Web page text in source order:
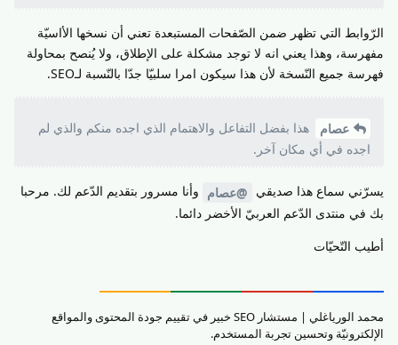
الرّوابط التي تظهر ضمن الصّفحات المستبعدة تعني أن نسخها الأاسيّة
مفهرسة، وهذا يعني انه لا توجد مشكلة على الإطلاق، ولا يُنصح بمحاولة
فهرسة جميع النّسخة لأن هذا سيكون امرا سلبيّا جدّا بالنّسبة لـSEO.
عصام
هذا بفضل التفاعل والاهتمام الذي اجده منكم والذي لم
اجده في أي مكان آخر.
يسرّني سماع هذا صديقي @عصام وأنا مسرور بتقديم الدّعم لك. مرحبا
بك في منتدى الدّعم العربيّ الأخضر دائما.
أطيب التّحيّات
محمد الورياغلي | مستشار SEO خبير في تقييم جودة المحتوى والمواقع
الإلكترونيّة وتحسين تجربة المستخدم.